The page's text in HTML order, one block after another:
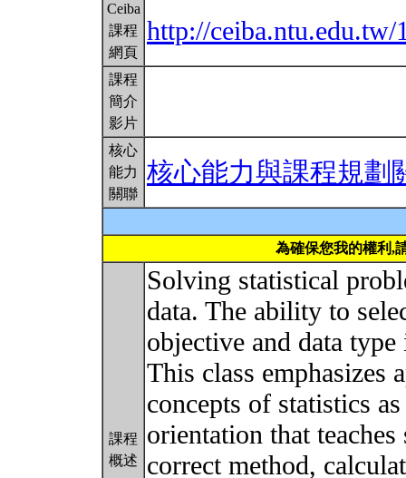
Ceiba
課程
網頁
http://
課程
簡介
影片
核心
能力
關聯
核心能力與課程規劃
為確保您我的權利,
課程
概述
Solving statistical
data. The ability to
objective and data
This class emphasizes
concepts of statistics
orientation that
correct method,